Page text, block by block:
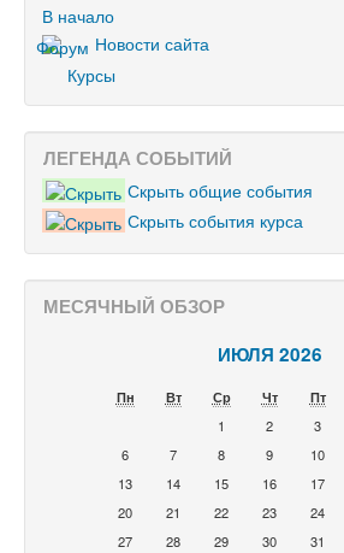
В начало
Новости сайта
Курсы
ЛЕГЕНДА СОБЫТИЙ
Скрыть общие события
Скрыть события курса
МЕСЯЧНЫЙ ОБЗОР
ИЮЛЯ 2026
Пн Вт Ср Чт Пт
1
2 3
6
7 8 9 10
13
14 15 16 17
20
21 22 23 24
27
28 29 30 31